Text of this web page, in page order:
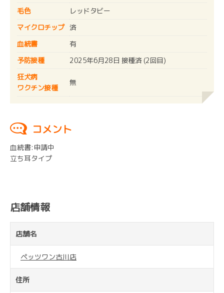
毛色
レッドタビー
マイクロチップ 済
血統書
有
予防接種
2025年6月28日 接種済 (2回目)
狂犬病
ワクチン接種
無
コメント
血統書:申請中
立ち耳タイプ
店舗情報
店舗名
ペッツワン古川店
住所